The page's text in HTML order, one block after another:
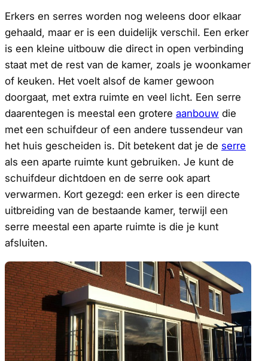
Erkers en serres worden nog weleens door elkaar
gehaald, maar er is een duidelijk verschil. Een erker
is een kleine uitbouw die direct in open verbinding
staat met de rest van de kamer, zoals je woonkamer
of keuken. Het voelt alsof de kamer gewoon
doorgaat, met extra ruimte en veel licht. Een serre
daarentegen is meestal een grotere aanbouw die
met een schuifdeur of een andere tussendeur van
het huis gescheiden is. Dit betekent dat je de serre
als een aparte ruimte kunt gebruiken. Je kunt de
schuifdeur dichtdoen en de serre ook apart
verwarmen. Kort gezegd: een erker is een directe
uitbreiding van de bestaande kamer, terwijl een
serre meestal een aparte ruimte is die je kunt
afsluiten.